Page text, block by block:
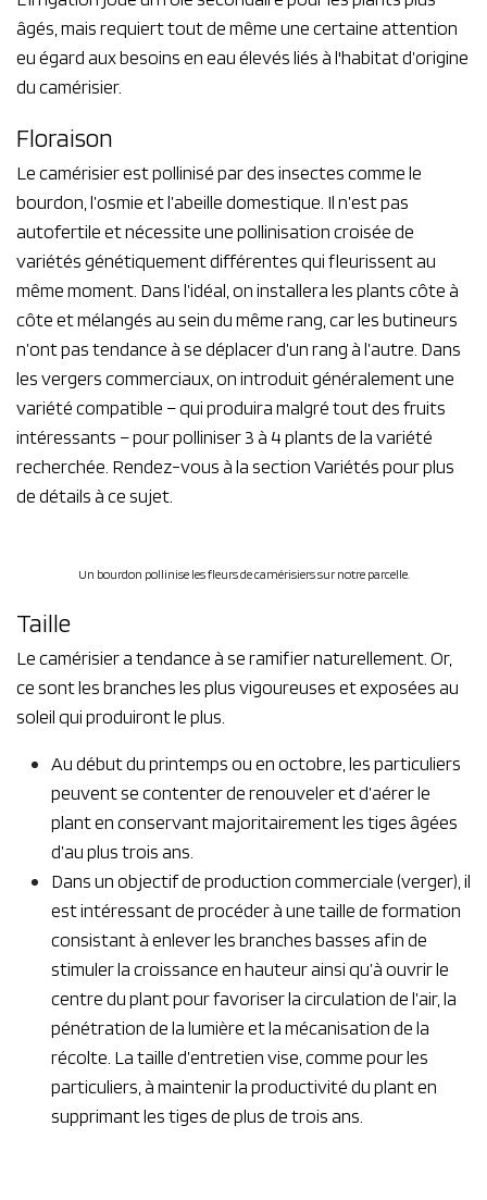
âgés, mais requiert tout de même une certaine attention
eu égard aux besoins en eau élevés liés à l'habitat d’origine
du camérisier.
Floraison
Le camérisier est pollinisé par des insectes comme le
bourdon, l’osmie et l’abeille domestique. Il n’est pas
autofertile et nécessite une pollinisation croisée de
variétés génétiquement différentes qui fleurissent au
même moment. Dans l’idéal, on installera les plants côte à
côte et mélangés au sein du même rang, car les butineurs
n’ont pas tendance à se déplacer d’un rang à l’autre. Dans
les vergers commerciaux, on introduit généralement une
variété compatible – qui produira malgré tout des fruits
intéressants – pour polliniser 3 à 4 plants de la variété
recherchée. Rendez-vous à la section Variétés pour plus
de détails à ce sujet.
Un bourdon pollinise les fleurs de camérisiers sur notre parcelle.
Taille
Le camérisier a tendance à se ramifier naturellement. Or,
ce sont les branches les plus vigoureuses et exposées au
soleil qui produiront le pl​us.
Au début du printemps ou en octobre, les particuliers
peuvent se contenter de renouveler et d’aérer le
plant en conservant majoritairement les tiges âgées
d’au plus trois ans.
Dans un objectif de production commerciale (verger), il
est intéressant de procéder à une taille de formation
consistant à enlever les branches basses afin de
stimuler la croissance en hauteur ainsi qu’à ouvrir le
centre du plant pour favoriser la circulation de l’air, la
pénétration de la lumière et la mécanisation de la
récolte. La taille d’entretien vise, comme pour les
particuliers, à maintenir la productivité du plant en
supprimant les tiges de plus de trois ans.